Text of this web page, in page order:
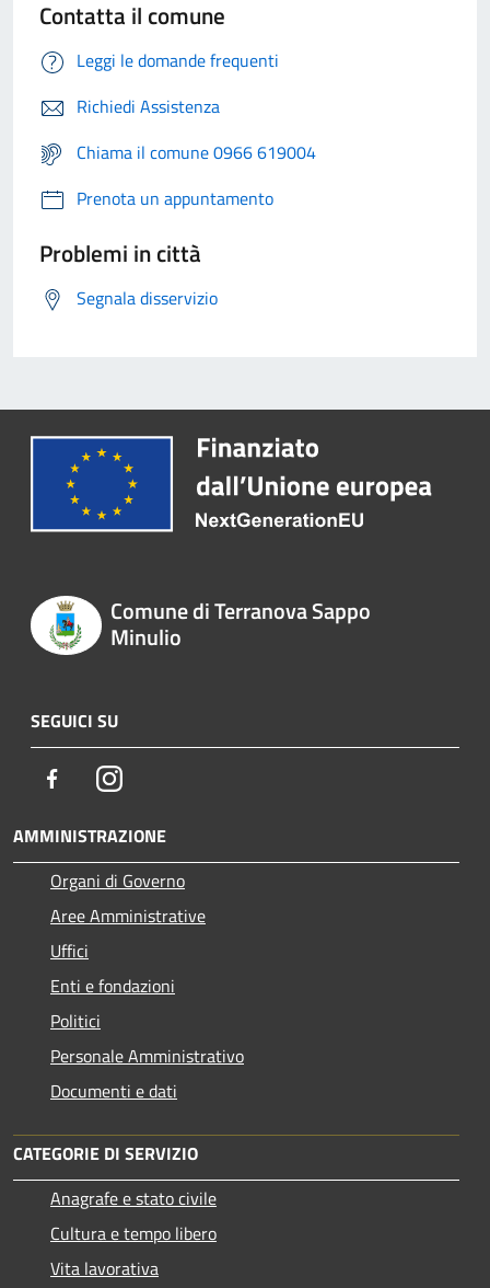
Contatta il comune
Leggi le domande frequenti
Richiedi Assistenza
Chiama il comune 0966 619004
Prenota un appuntamento
Problemi in città
Segnala disservizio
Comune di Terranova Sappo
Minulio
SEGUICI SU
FacebookInstagram
AMMINISTRAZIONE
Organi di Governo
Aree Amministrative
Uffici
Enti e fondazioni
Politici
Personale Amministrativo
Documenti e dati
CATEGORIE DI SERVIZIO
Anagrafe e stato civile
Cultura e tempo libero
Vita lavorativa